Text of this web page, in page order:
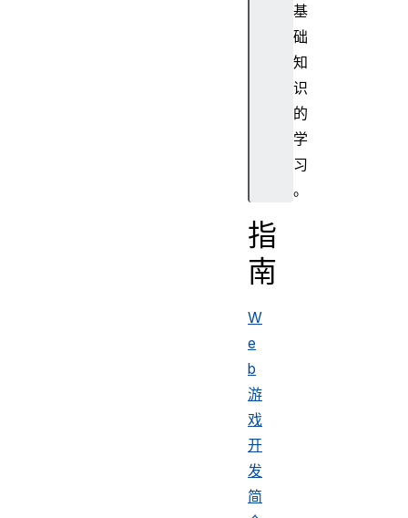
基
础
知
识
的
学
习
。
指
南
W
e
b
游
戏
开
发
简